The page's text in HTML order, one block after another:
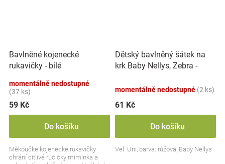
Bavlněné kojenecké
rukavičky - bílé
momentálně nedostupné
(37 ks)
59 Kč
Do košíku
Měkoučké kojenecké rukavičky
chrání citlivé ručičky miminka a
Dětský bavlněný šátek na
krk Baby Nellys, Zebra -
momentálně nedostupné (2 ks)
61 Kč
Do košíku
Vel. Uni, barva: růžová, Baby Nellys